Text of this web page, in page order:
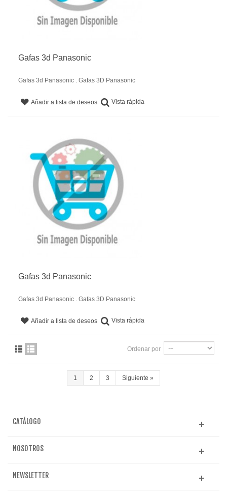
Gafas 3d Panasonic
Gafas 3d Panasonic . Gafas 3D Panasonic
Añadir a lista de deseos Vista rápida
Gafas 3d Panasonic
Gafas 3d Panasonic . Gafas 3D Panasonic
Añadir a lista de deseos Vista rápida
Ordenar por
1 2 3 Siguiente »
CATÁLOGO
NOSOTROS
NEWSLETTER